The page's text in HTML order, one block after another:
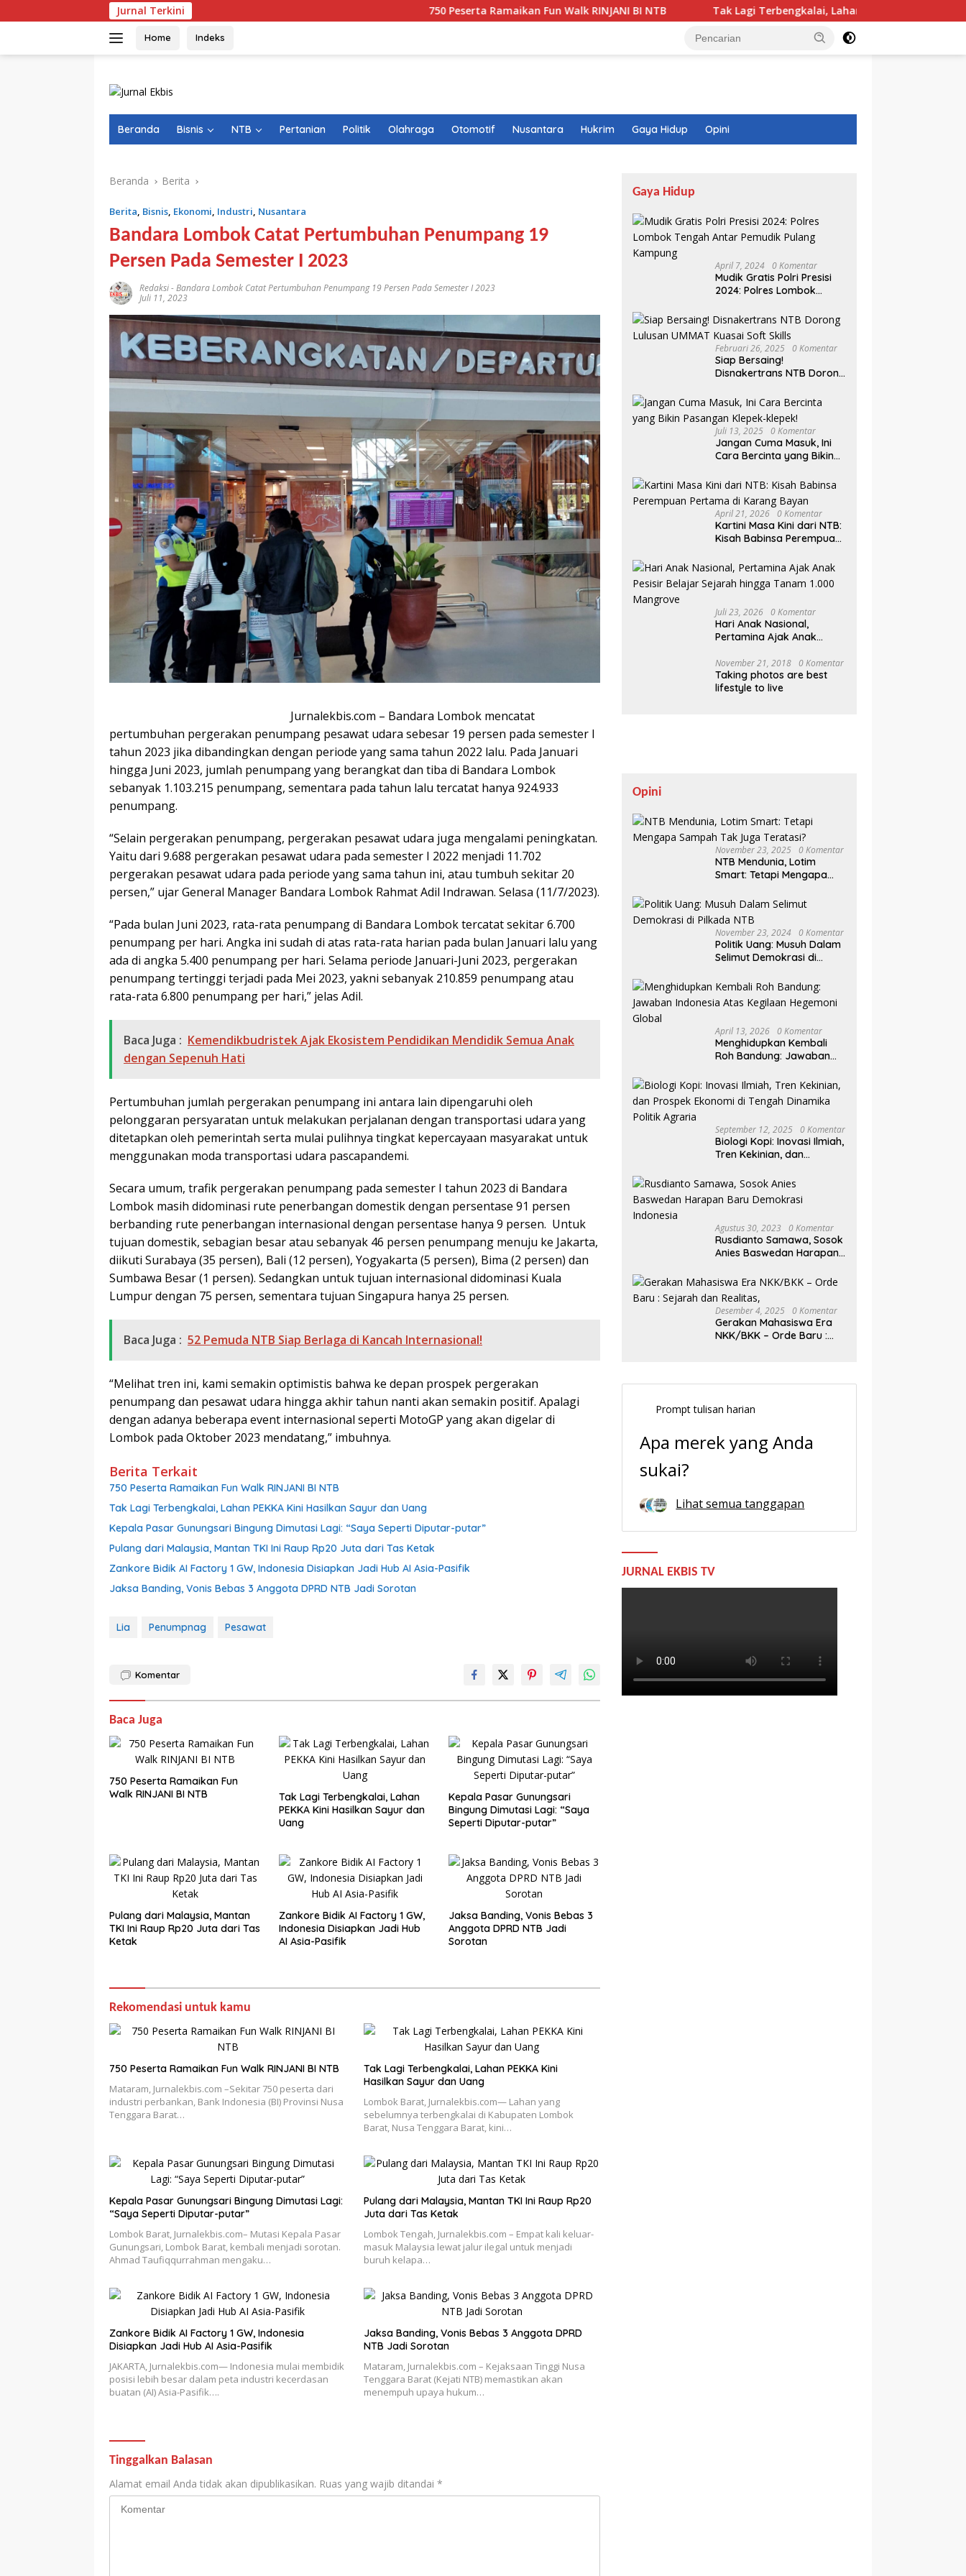
ke
Jurnal Terkini 750 Peserta Ramaikan Fun Walk RINJANI BI NTB Tak Lagi Terbengkalai, Lahan PEKKA Kini Hasilkan Sayur dan
Home Indeks
Beranda Bisnis NTB Pertanian Politik Olahraga Otomotif Nusantara Hukrim Gaya Hidup Opini
Beranda Berita
Berita, Bisnis, Ekonomi, Industri, Nusantara
Bandara Lombok Catat Pertumbuhan Penumpang 19
Persen Pada Semester I 2023
Redaksi-Bandara Lombok Catat Pertumbuhan Penumpang 19 Persen Pada Semester I 2023
Juli 11, 2023
Jurnalekbis.com – Bandara Lombok mencatat
pertumbuhan pergerakan penumpang pesawat udara sebesar 19 persen pada semester I
tahun 2023 jika dibandingkan dengan periode yang sama tahun 2022 lalu. Pada Januari
hingga Juni 2023, jumlah penumpang yang berangkat dan tiba di Bandara Lombok
sebanyak 1.103.215 penumpang, sementara pada tahun lalu tercatat hanya 924.933
penumpang.
“Selain pergerakan penumpang, pergerakan pesawat udara juga mengalami peningkatan.
Yaitu dari 9.688 pergerakan pesawat udara pada semester I 2022 menjadi 11.702
pergerakan pesawat udara pada periode yang sama tahun ini, atau tumbuh sekitar 20
persen,” ujar General Manager Bandara Lombok Rahmat Adil Indrawan. Selasa (11/7/2023).
“Pada bulan Juni 2023, rata-rata penumpang di Bandara Lombok tercatat sekitar 6.700
penumpang per hari. Angka ini sudah di atas rata-rata harian pada bulan Januari lalu yang
ada di angka 5.400 penumpang per hari. Selama periode Januari-Juni 2023, pergerakan
penumpang tertinggi terjadi pada Mei 2023, yakni sebanyak 210.859 penumpang atau
rata-rata 6.800 penumpang per hari,” jelas Adil.
Baca Juga : Kemendikbudristek Ajak Ekosistem Pendidikan Mendidik Semua Anak
dengan Sepenuh Hati
Pertumbuhan jumlah pergerakan penumpang ini antara lain dipengaruhi oleh
pelonggaran persyaratan untuk melakukan perjalanan dengan transportasi udara yang
ditetapkan oleh pemerintah serta mulai pulihnya tingkat kepercayaan masyarakat untuk
menggunakan moda transportasi udara pascapandemi.
Secara umum, trafik pergerakan penumpang pada semester I tahun 2023 di Bandara
Lombok masih didominasi rute penerbangan domestik dengan persentase 91 persen
berbanding rute penerbangan internasional dengan persentase hanya 9 persen. Untuk
tujuan domestik, sebagian besar atau sebanyak 46 persen penumpang menuju ke Jakarta,
diikuti Surabaya (35 persen), Bali (12 persen), Yogyakarta (5 persen), Bima (2 persen) dan
Sumbawa Besar (1 persen). Sedangkan untuk tujuan internasional didominasi Kuala
Lumpur dengan 75 persen, sementara tujuan Singapura hanya 25 persen.
Baca Juga : 52 Pemuda NTB Siap Berlaga di Kancah Internasional!
“Melihat tren ini, kami semakin optimistis bahwa ke depan prospek pergerakan
penumpang dan pesawat udara hingga akhir tahun nanti akan semakin positif. Apalagi
dengan adanya beberapa event internasional seperti MotoGP yang akan digelar di
Lombok pada Oktober 2023 mendatang,” imbuhnya.
Berita Terkait
750 Peserta Ramaikan Fun Walk RINJANI BI NTB
Tak Lagi Terbengkalai, Lahan PEKKA Kini Hasilkan Sayur dan Uang
Kepala Pasar Gunungsari Bingung Dimutasi Lagi: “Saya Seperti Diputar-putar”
Pulang dari Malaysia, Mantan TKI Ini Raup Rp20 Juta dari Tas Ketak
Zankore Bidik AI Factory 1 GW, Indonesia Disiapkan Jadi Hub AI Asia-Pasifik
Jaksa Banding, Vonis Bebas 3 Anggota DPRD NTB Jadi Sorotan
Lia Penumpnag Pesawat
Komentar
Baca Juga
750 Peserta Ramaikan Fun
Walk RINJANI BI NTB
Tak Lagi Terbengkalai, Lahan
PEKKA Kini Hasilkan Sayur dan
Uang
Kepala Pasar Gunungsari
Bingung Dimutasi Lagi: “Saya
Seperti Diputar-putar”
Pulang dari Malaysia, Mantan
TKI Ini Raup Rp20 Juta dari Tas
Ketak
Zankore Bidik AI Factory 1 GW,
Indonesia Disiapkan Jadi Hub
AI Asia-Pasifik
Jaksa Banding, Vonis Bebas 3
Anggota DPRD NTB Jadi
Sorotan
Rekomendasi untuk kamu
750 Peserta Ramaikan Fun Walk RINJANI BI NTB
Mataram, Jurnalekbis.com –Sekitar 750 peserta dari
industri perbankan, Bank Indonesia (BI) Provinsi Nusa
Tenggara Barat…
Tak Lagi Terbengkalai, Lahan PEKKA Kini
Hasilkan Sayur dan Uang
Lombok Barat, Jurnalekbis.com— Lahan yang
sebelumnya terbengkalai di Kabupaten Lombok
Barat, Nusa Tenggara Barat, kini…
Kepala Pasar Gunungsari Bingung Dimutasi Lagi:
“Saya Seperti Diputar-putar”
Lombok Barat, Jurnalekbis.com– Mutasi Kepala Pasar
Gunungsari, Lombok Barat, kembali menjadi sorotan.
Ahmad Taufiqqurrahman mengaku…
Pulang dari Malaysia, Mantan TKI Ini Raup Rp20
Juta dari Tas Ketak
Lombok Tengah, Jurnalekbis.com – Empat kali keluar-
masuk Malaysia lewat jalur ilegal untuk menjadi
buruh kelapa…
Zankore Bidik AI Factory 1 GW, Indonesia
Disiapkan Jadi Hub AI Asia-Pasifik
JAKARTA, Jurnalekbis.com— Indonesia mulai membidik
posisi lebih besar dalam peta industri kecerdasan
buatan (AI) Asia-Pasifik….
Jaksa Banding, Vonis Bebas 3 Anggota DPRD
NTB Jadi Sorotan
Mataram, Jurnalekbis.com – Kejaksaan Tinggi Nusa
Tenggara Barat (Kejati NTB) memastikan akan
menempuh upaya hukum…
Tinggalkan Balasan
Alamat email Anda tidak akan dipublikasikan. Ruas yang wajib ditandai *
Gaya Hidup
April 7, 2024 0 Komentar
Mudik Gratis Polri Presisi
2024: Polres Lombok
Pulang Kampung
Februari 26, 2025 0 Komentar
Siap Bersaing!
Disnakertrans NTB Dorong
Soft Skills
Juli 13, 2025 0 Komentar
Jangan Cuma Masuk, Ini
Cara Bercinta yang Bikin
April 21, 2026 0 Komentar
Kartini Masa Kini dari NTB:
Kisah Babinsa Perempuan
Juli 23, 2026 0 Komentar
Hari Anak Nasional,
Pertamina Ajak Anak
hingga Tanam 1.000
Mangrove
November 21, 2018 0 Komentar
Taking photos are best
lifestyle to live
Opini
November 23, 2025 0 Komentar
NTB Mendunia, Lotim
Smart: Tetapi Mengapa
Teratasi?
November 23, 2024 0 Komentar
Politik Uang: Musuh Dalam
Selimut Demokrasi di
April 13, 2026 0 Komentar
Menghidupkan Kembali
Roh Bandung: Jawaban
Hegemoni Global
September 12, 2025 0 Komentar
Biologi Kopi: Inovasi Ilmiah,
Tren Kekinian, dan
Tengah Dinamika Politik
Agraria
Agustus 30, 2023 0 Komentar
Rusdianto Samawa, Sosok
Anies Baswedan Harapan
Desember 4, 2025 0 Komentar
Gerakan Mahasiswa Era
NKK/BKK – Orde Baru :
Prompt tulisan harian
Apa merek yang Anda
sukai?
Lihat semua tanggapan
JURNAL EKBIS TV